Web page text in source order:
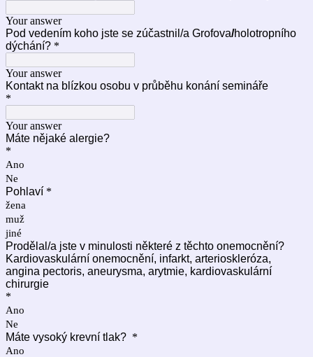
Your answer
Pod vedením koho jste se zúčastnil/a Grofova/holotropního
dýchání? *
Your answer
Kontakt na blízkou osobu v průběhu konání semináře
*
Your answer
Máte nějaké alergie?
*
Ano
Ne
Pohlaví *
žena
muž
jiné
Prodělal/a jste v minulosti některé z těchto onemocnění?
Kardiovaskulární onemocnění, infarkt, arterioskleróza,
angina pectoris, aneurysma, arytmie, kardiovaskulární
chirurgie
*
Ano
Ne
Máte vysoký krevní tlak? *
Ano